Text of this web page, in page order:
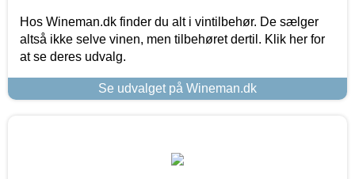
Hos Wineman.dk finder du alt i vintilbehør. De sælger
altså ikke selve vinen, men tilbehøret dertil. Klik her for
at se deres udvalg.
Se udvalget på Wineman.dk